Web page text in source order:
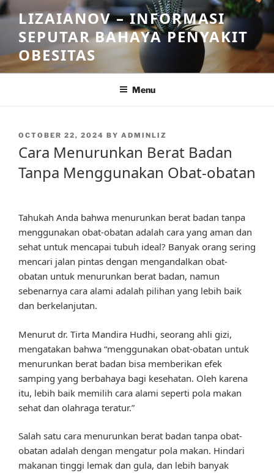
Skip
to
content
LIZAIANOV – INFORMASI
SEPUTAR BAHAYA PENYAKIT
OBESITAS
Menu
POSTED
OCTOBER 22, 2024 BY ADMINLIZ
Cara Menurunkan Berat Badan
Tanpa Menggunakan Obat-obatan
Tahukah Anda bahwa menurunkan berat badan tanpa
menggunakan obat-obatan adalah cara yang aman dan
sehat untuk mencapai tubuh ideal? Banyak orang sering
mencari jalan pintas dengan mengandalkan obat-
obatan untuk menurunkan berat badan, namun
sebenarnya cara alami adalah pilihan yang lebih baik
dan berkelanjutan.
Menurut dr. Tirta Mandira Hudhi, seorang ahli gizi,
mengatakan bahwa “menggunakan obat-obatan untuk
menurunkan berat badan bisa memberikan efek
samping yang berbahaya bagi kesehatan. Oleh karena
itu, lebih baik memilih cara alami seperti pola makan
sehat dan olahraga teratur.”
Salah satu cara menurunkan berat badan tanpa obat-
obatan adalah dengan mengatur pola makan. Hindari
makanan tinggi lemak dan gula, dan lebih banyak